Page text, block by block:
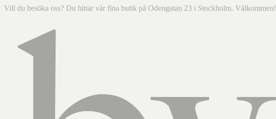
Vill du besöka oss? Du hittar vår fina butik på Odengatan 23 i Stockholm. Välkommen!